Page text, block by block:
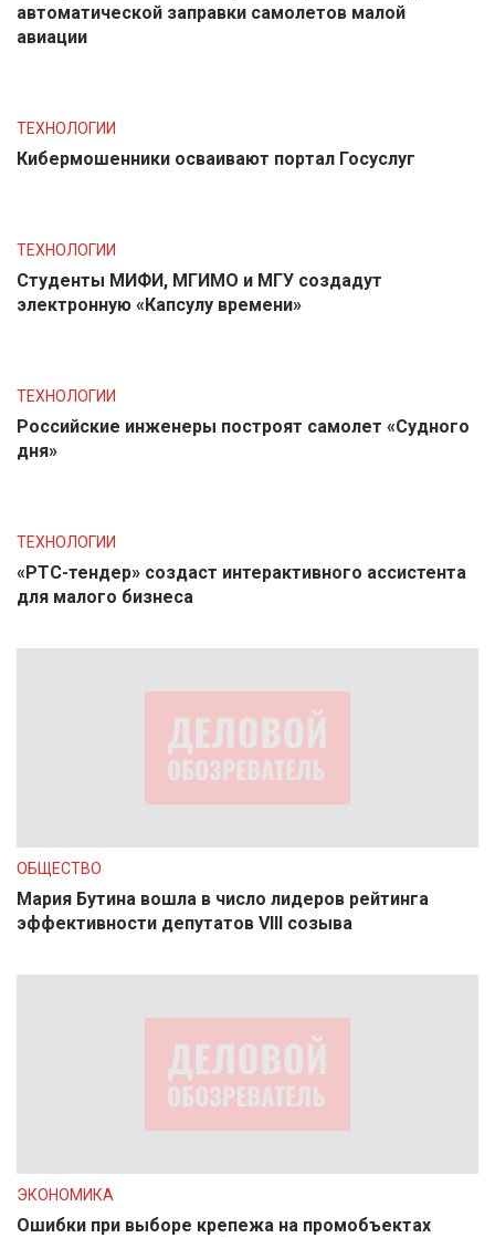
автоматической заправки самолетов малой
авиации
ТЕХНОЛОГИИ
Кибермошенники осваивают портал Госуслуг
ТЕХНОЛОГИИ
Студенты МИФИ, МГИМО и МГУ создадут
электронную «Капсулу времени»
ТЕХНОЛОГИИ
Российские инженеры построят самолет «Судного
дня»
ТЕХНОЛОГИИ
«РТС-тендер» создаст интерактивного ассистента
для малого бизнеса
ОБЩЕСТВО
Мария Бутина вошла в число лидеров рейтинга
эффективности депутатов VIII созыва
ЭКОНОМИКА
Ошибки при выборе крепежа на промобъектах